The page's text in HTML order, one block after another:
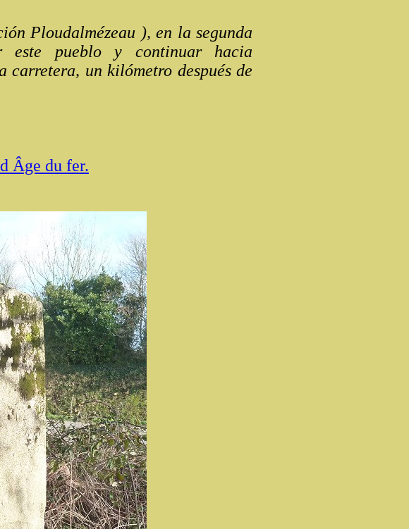
Ploudalmézeau ), en la segunda
pueblo y continuar hacia
carretera, un kilómetro después de
Âge du fer.